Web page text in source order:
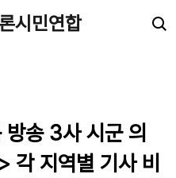
시민연합
송 3사 시군 의
각 지역별 기사 비